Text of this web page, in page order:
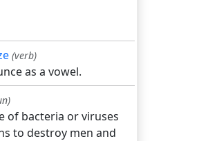
(verb)
as a vowel.
of bacteria or viruses
to destroy men and